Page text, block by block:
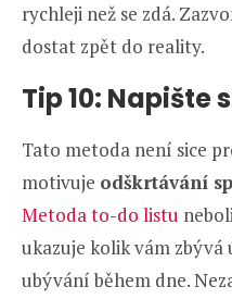
rychleji než se zdá.
dostat zpět do reality.
Tip 10: Napište
Tato metoda není sice
motivuje odškrtávání
Metoda to-do listu
ukazuje kolik vám
ubývání během dne.